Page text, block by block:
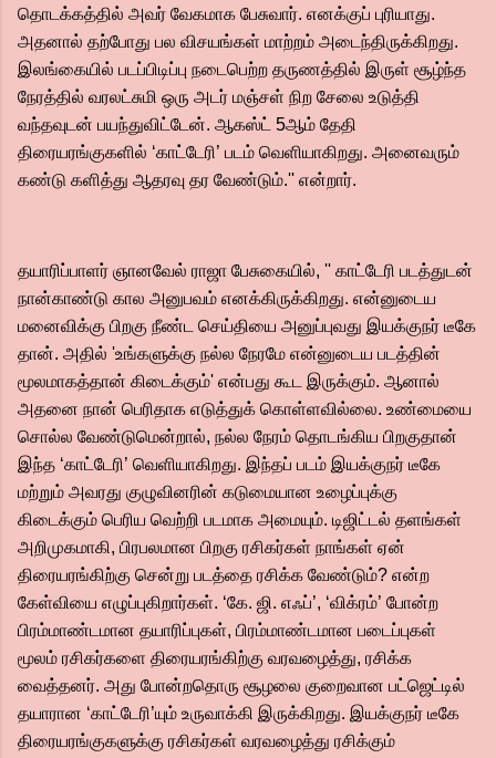
தொடக்கத்தில் அவர் வேகமாக பேசுவார். எனக்குப் புரியாது.
அதனால் தற்போது பல விசயங்கள் மாற்றம் அடைந்திருக்கிறது.
இலங்கையில் படப்பிடிப்பு நடைபெற்ற தருணத்தில் இருள் சூழ்ந்த
நேரத்தில் வரலட்சுமி ஒரு அடர் மஞ்சள் நிற சேலை உடுத்தி
வந்தவுடன் பயந்துவிட்டேன். ஆகஸ்ட் 5ஆம் தேதி
திரையரங்குகளில் ‘காட்டேரி’ படம் வெளியாகிறது. அனைவரும்
கண்டு களித்து ஆதரவு தர வேண்டும்.'' என்றார்.
தயாரிப்பாளர் ஞானவேல் ராஜா பேசுகையில், '' காட்டேரி படத்துடன்
நான்காண்டு கால அனுபவம் எனக்கிருக்கிறது. என்னுடைய
மனைவிக்கு பிறகு நீண்ட செய்தியை அனுப்புவது இயக்குநர் டீகே
தான். அதில் 'உங்களுக்கு நல்ல நேரமே என்னுடைய படத்தின்
மூலமாகத்தான் கிடைக்கும்' என்பது கூட இருக்கும். ஆனால்
அதனை நான் பெரிதாக எடுத்துக் கொள்ளவில்லை. உண்மையை
சொல்ல வேண்டுமென்றால், நல்ல நேரம் தொடங்கிய பிறகுதான்
இந்த ‘காட்டேரி’ வெளியாகிறது. இந்தப் படம் இயக்குநர் டீகே
மற்றும் அவரது குழுவினரின் கடுமையான உழைப்புக்கு
கிடைக்கும் பெரிய வெற்றி படமாக அமையும். டிஜிட்டல் தளங்கள்
அறிமுகமாகி, பிரபலமான பிறகு ரசிகர்கள் நாங்கள் ஏன்
திரையரங்கிற்கு சென்று படத்தை ரசிக்க வேண்டும்? என்ற
கேள்வியை எழுப்புகிறார்கள். ‘கே. ஜி. எஃப்’, ‘விக்ரம்’ போன்ற
பிரம்மாண்டமான தயாரிப்புகள், பிரம்மாண்டமான படைப்புகள்
மூலம் ரசிகர்களை திரையரங்கிற்கு வரவழைத்து, ரசிக்க
வைத்தனர். அது போன்றதொரு சூழலை குறைவான பட்ஜெட்டில்
தயாரான ‘காட்டேரி’யும் உருவாக்கி இருக்கிறது. இயக்குநர் டீகே
திரையரங்குகளுக்கு ரசிகர்கள் வரவழைத்து ரசிக்கும்